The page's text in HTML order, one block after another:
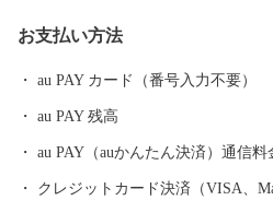
文館」等の整備も進み、筑後地域の
お支払い方法
au PAY カード（番号入力不要）
au PAY 残高
au PAY（auかんたん決済）通信料
クレジットカード決済（VISA、